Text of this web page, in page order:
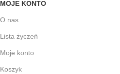
MOJE KONTO
O nas
Lista życzeń
Moje konto
Koszyk